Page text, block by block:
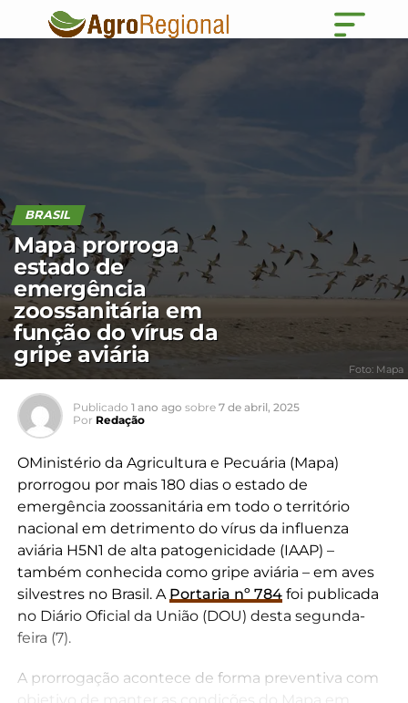
BRASIL
Mapa prorroga
estado de
emergência
zoossanitária em
função do vírus da
gripe aviária
Foto: Mapa
Publicado 1 ano ago sobre 7 de abril, 2025
Por Redação
OMinistério da Agricultura e Pecuária (Mapa)
prorrogou por mais 180 dias o estado de
emergência zoossanitária em todo o território
nacional em detrimento do vírus da influenza
aviária H5N1 de alta patogenicidade (IAAP) –
também conhecida como gripe aviária – em aves
silvestres no Brasil. A Portaria nº 784foi publicada
no Diário Oficial da União (DOU) desta segunda-
feira (7).
A prorrogação acontece de forma preventiva com